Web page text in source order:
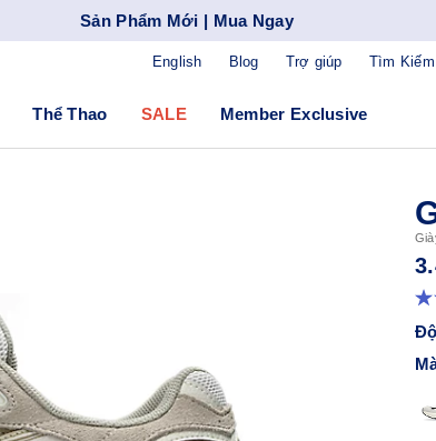
Sản Phẩm Mới | Mua Ngay
Blog Trợ giúp Tìm
English
Thể Thao SALE Member Exclusive